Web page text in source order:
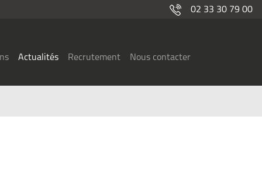
02 33 30 79 00
Actualités Recrutement Nous contacter